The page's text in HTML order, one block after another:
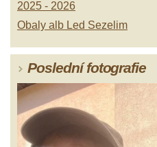
2025 - 2026
Obaly alb Led Sezelim
Poslední fotografie